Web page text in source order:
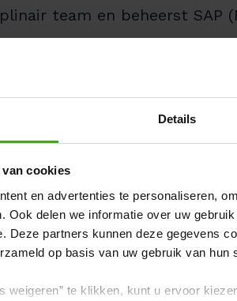
Details
cookies
en advertenties te personaliseren,
Ook delen we informatie over uw
Deze partners kunnen deze gegevens
op basis van uw gebruik van hun
weigeren” te klikken, kunt u ervoor
team en beheerst SAP
voelt je comfortabel met
veelzijdigheid
lonende sectoren in België,